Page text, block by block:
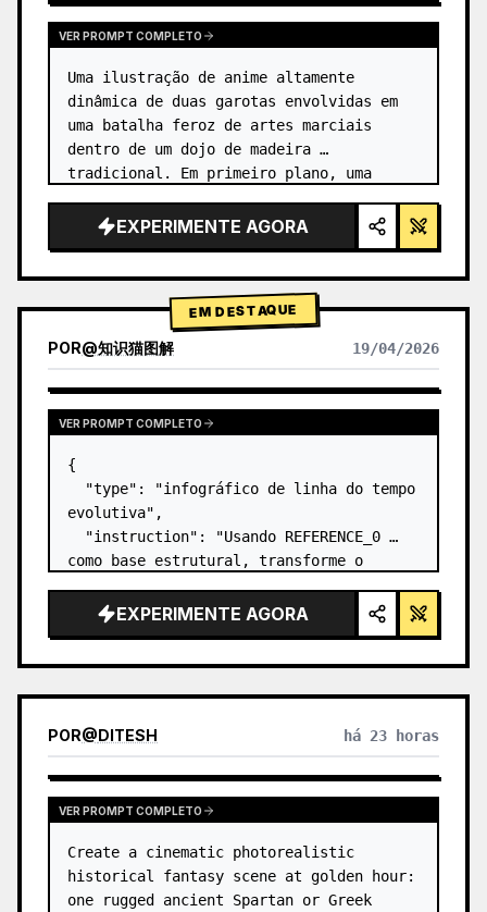
VER PROMPT COMPLETO
Uma ilustração de anime altamente
dinâmica de duas garotas envolvidas em
uma batalha feroz de artes marciais
dentro de um dojo de madeira
tradicional. Em primeiro plano, uma
hair" default="cabelo preto em um coque
alto co…
EXPERIMENTE AGORA
EM DESTAQUE
POR@知识猫图解 19/04/2026
VER PROMPT COMPLETO
{
  "type": "infográfico de linha do tempo
evolutiva",
  "instruction": "Usando REFERENCE_0
como base estrutural, transforme o
3D altamente realista. Substitua as
rampas lisas por degraus de pedra
EXPERIMENTE AGORA
POR@DITESH há 23 horas
VER PROMPT COMPLETO
Create a cinematic photorealistic
historical fantasy scene at golden hour:
one rugged ancient Spartan or Greek